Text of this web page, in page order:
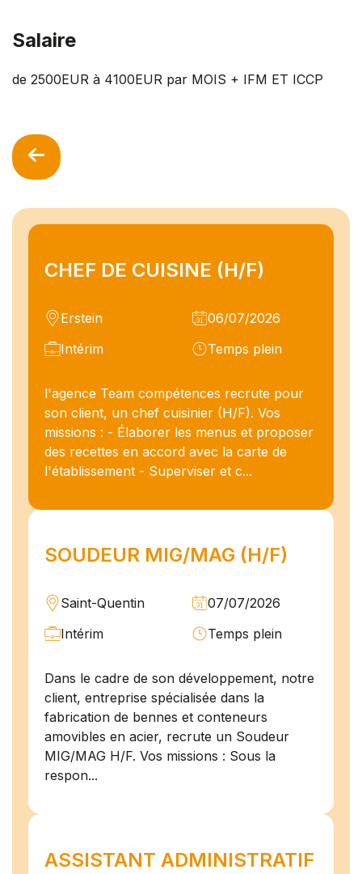
CHEF DE CUISINE (H/F)
Erstein
06/07/2026
Intérim
Temps plein
l'agence Team compétences recrute pour
son client, un chef cuisinier (H/F). Vos
missions : - Élaborer les menus et proposer
des recettes en accord avec la carte de
l'établissement - Superviser et c...
SOUDEUR MIG/MAG (H/F)
Saint-Quentin
07/07/2026
Intérim
Temps plein
Dans le cadre de son développement, notre
client, entreprise spécialisée dans la
fabrication de bennes et conteneurs
amovibles en acier, recrute un Soudeur
MIG/MAG H/F. Vos missions : Sous la
respon...
ASSISTANT ADMINISTRATIF
Salaire
de 2500EUR à 4100EUR par MOIS + IFM ET ICCP